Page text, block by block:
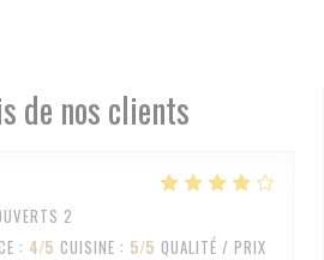
de nos clients
2
: 4/5 CUISINE : 5/5 QUALITÉ / PRIX